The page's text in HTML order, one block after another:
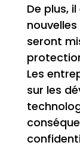
De plus,
seront
Les
sur les